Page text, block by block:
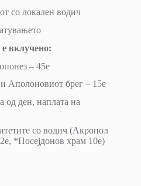
со локален водич
вклучено:
– 45е
Аполоновиот брег – 15е
од ден, наплата на
со водич (Акропол
*Посејдонов храм 10е)